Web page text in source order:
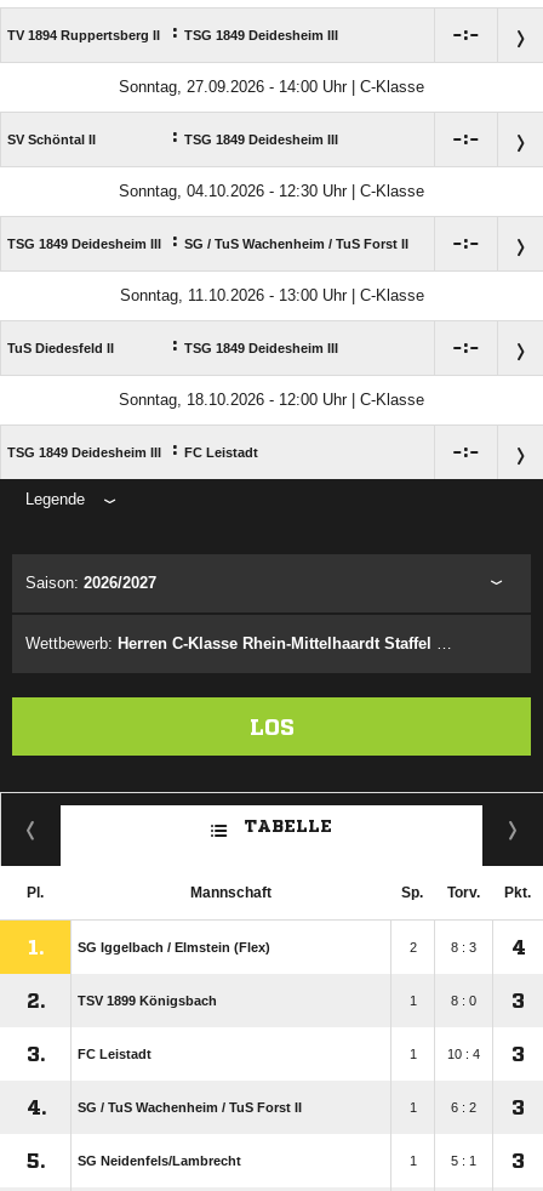
TV 1894 Ruppertsberg II : TSG 1849 Deidesheim III :
Sonntag, 27.09.2026 - 14:00 Uhr | C-Klasse
SV Schöntal II : TSG 1849 Deidesheim III :
Sonntag, 04.10.2026 - 12:30 Uhr | C-Klasse
TSG 1849 Deidesheim III : SG /​ TuS Wachenheim /​ TuS Forst II :
Sonntag, 11.10.2026 - 13:00 Uhr | C-Klasse
TuS Diedesfeld II : TSG 1849 Deidesheim III :
Sonntag, 18.10.2026 - 12:00 Uhr | C-Klasse
TSG 1849 Deidesheim III : FC Leistadt :
Legende
Saison: 2026/2027
Wettbewerb: Herren C-Klasse Rhein-Mittelhaardt Staffel West
LOS
TABELLE
Pl. Mannschaft Sp. Torv. Pkt.
1. SG Iggelbach /​ Elmstein (Flex) 2 8 : 3 4
2. TSV 1899 Königsbach 1 8 : 0 3
3. FC Leistadt 1 10 : 4 3
4. SG /​ TuS Wachenheim /​ TuS Forst II 1 6 : 2 3
5. SG Neidenfels/​Lambrecht 1 5 : 1 3